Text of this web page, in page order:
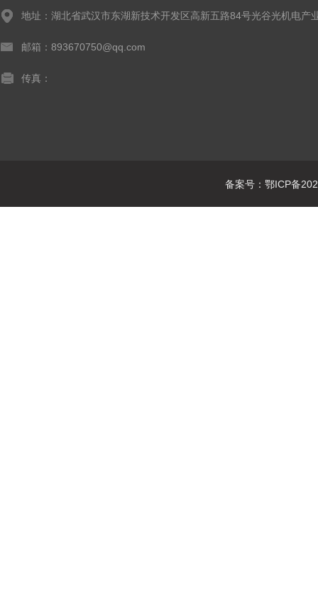
地址：湖北省武汉市东湖新技术开发区高新五路84号光谷光机电产
邮箱：893670750@qq.com
传真：
备案号：鄂ICP备